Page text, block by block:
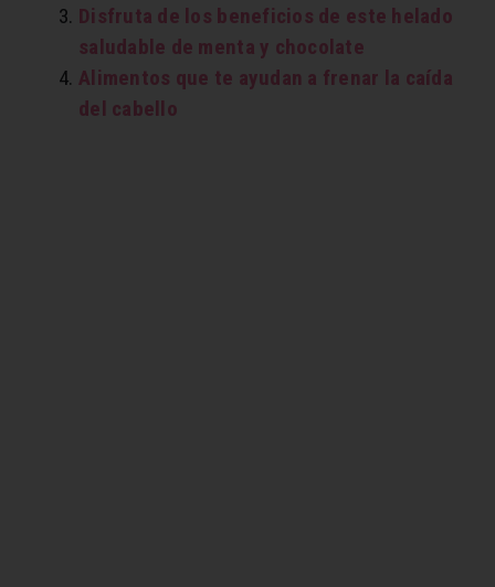
Disfruta de los beneficios de este helado
saludable de menta y chocolate
Alimentos que te ayudan a frenar la caída
del cabello